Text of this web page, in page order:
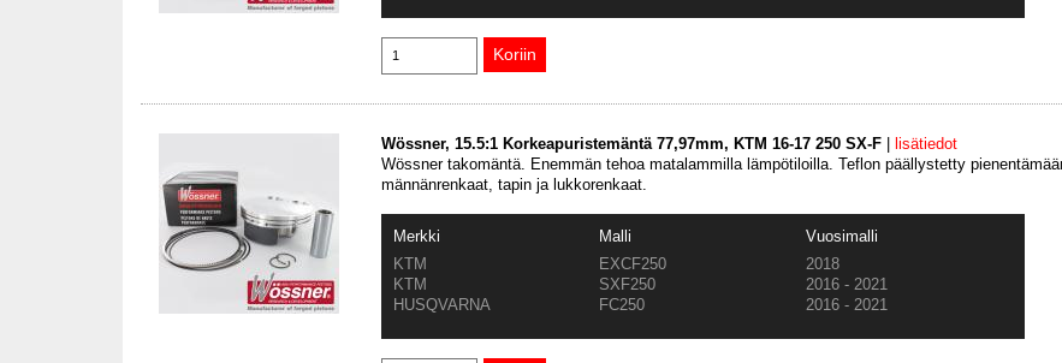
Wössner, 15.5:1 Korkeapuristemäntä 77,97mm, KTM 16-17 250 SX-F
lisätiedot
Wössner takomäntä. Enemmän tehoa matalammilla lämpötiloilla. Teflon päällystetty
männänrenkaat, tapin ja lukkorenkaat.
Merkki Malli
Vuosimalli
KTM
EXCF250
2018
KTM
SXF250
2016 - 2021
HUSQVARNA
FC250 2016 - 2021